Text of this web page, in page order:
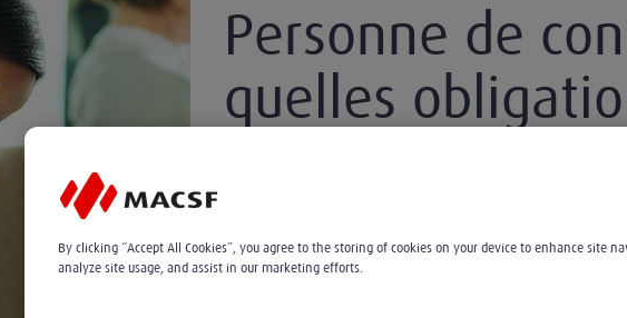
Personne de
quelles
Stéphanie Tamburini
Le 11.07.2025
3min
By clicking “Accept All Cookies”, you agree to the storing of cookies on your device to enhance site
analyze site usage, and assist in our marketing efforts.